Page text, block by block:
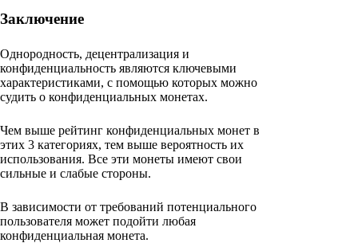
Заключение
Однородность, децентрализация и
конфиденциальность являются ключевыми
характеристиками, с помощью которых можно
судить о конфиденциальных монетах.
Чем выше рейтинг конфиденциальных монет в
этих 3 категориях, тем выше вероятность их
использования. Все эти монеты имеют свои
сильные и слабые стороны.
В зависимости от требований потенциального
пользователя может подойти любая
конфиденциальная монета.